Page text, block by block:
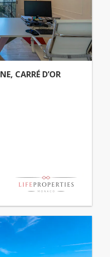
CARRÉ D’OR